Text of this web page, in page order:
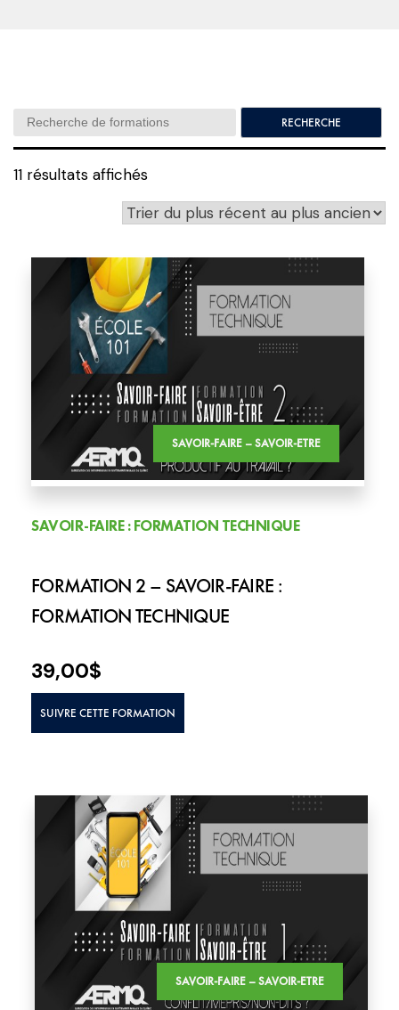
Search:
11 résultats affichés
SAVOIR-FAIRE – SAVOIR-ETRE
SAVOIR-FAIRE : FORMATION TECHNIQUE
FORMATION 2 – SAVOIR-FAIRE :
FORMATION TECHNIQUE
39,00$
SUIVRE CETTE FORMATION
SAVOIR-FAIRE – SAVOIR-ETRE